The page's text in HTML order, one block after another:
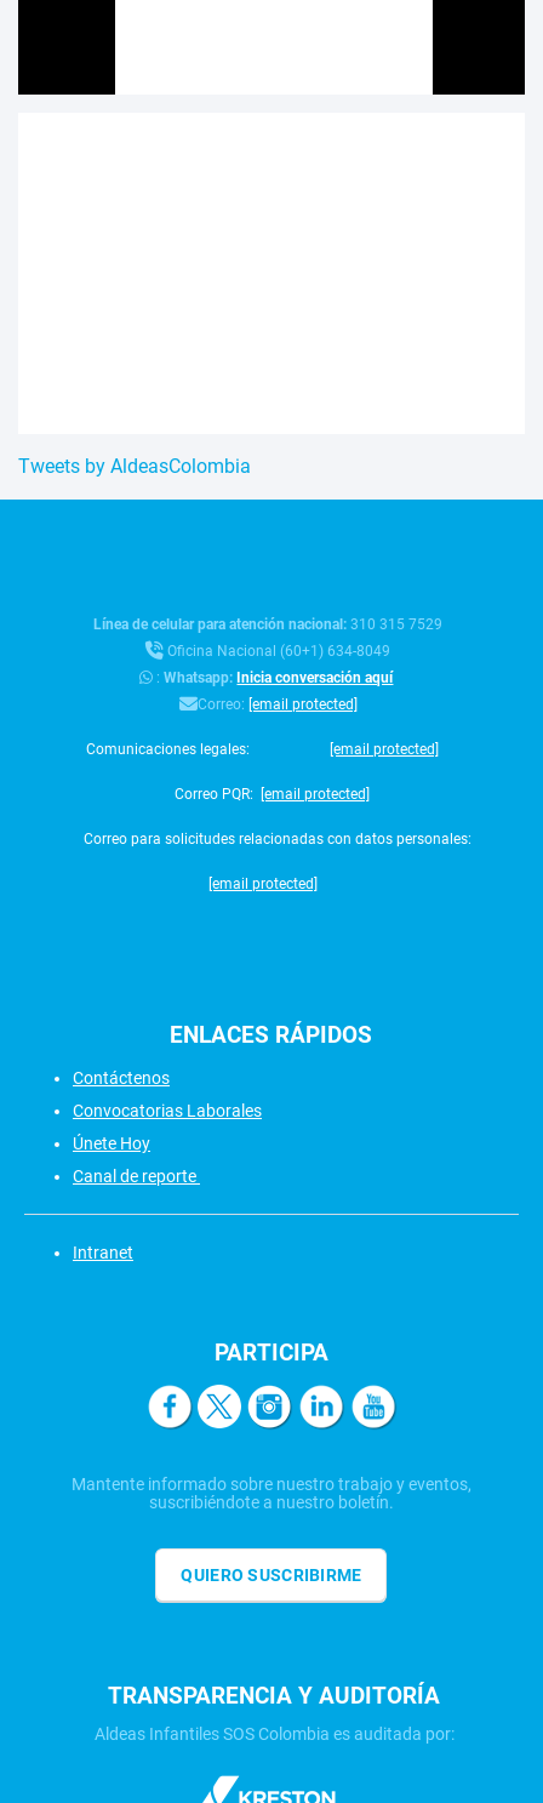
Tweets by AldeasColombia
Línea de celular para atención nacional:310 315 7529
Oficina Nacional (60+1) 634-8049
:Whatsapp: Inicia conversación aquí
Correo: [email protected]
Comunicaciones legales: [email protected]
Correo PQR: [email protected]
Correo para solicitudes relacionadas con datos personales:
[email protected]
ENLACES RÁPIDOS
Contáctenos
Convocatorias Laborales
Únete Hoy
Canal de reporte
Intranet
PARTICIPA
Mantente informado sobre nuestro trabajo y eventos,
suscribiéndote a nuestro boletín.
QUIERO SUSCRIBIRME
TRANSPARENCIA Y AUDITORÍA
Aldeas Infantiles SOS Colombia es auditada por: